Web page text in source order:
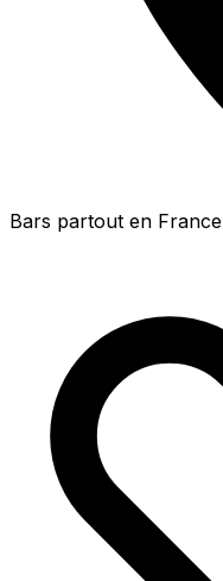
Bars partout en France